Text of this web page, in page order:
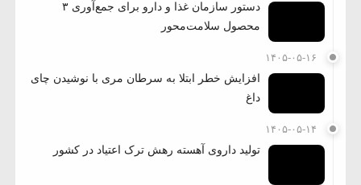
دستور سازمان غذا و دارو برای جمع‌آوری ۳
محصول سلامت‌محور
۱۴۰۵-۰۵-۱۶
افزایش خطر ابتلا به سرطان مری با نوشیدن چای
داغ
۱۴۰۵-۰۵-۱۴
تولید داروی آهسته رهش ترک اعتیاد در کشور